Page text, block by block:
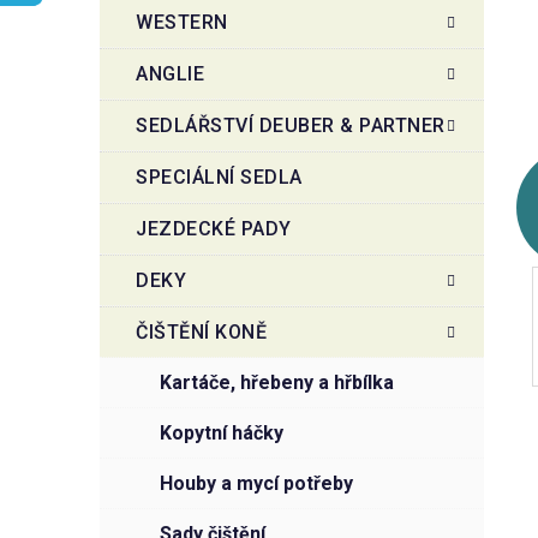
n
í
n
l
WESTERN
ANGLIE
SEDLÁŘSTVÍ DEUBER & PARTNER
SPECIÁLNÍ SEDLA
JEZDECKÉ PADY
DEKY
ČIŠTĚNÍ KONĚ
kartáče, hřebeny a hřbílka
kopytní háčky
houby a mycí potřeby
sady čištění